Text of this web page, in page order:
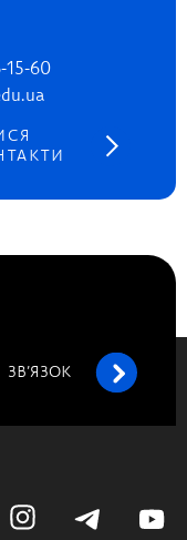
15-60
ЗВ’ЯЗОК